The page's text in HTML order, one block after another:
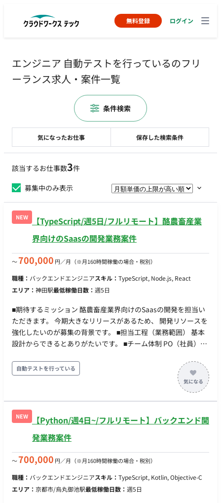
無料登録 ログイン
エンジニア 自動テストを行っているのフリ
ーランス求人・案件一覧
該当するお仕事数3件
募集中のみ表示
NEW
【TypeScript/週5日/フルリモート】酪農畜産業
界向けのSaasの開発業務案件
〜700,000 円／月 （※月160時間稼働の場合・税別）
職種： バックエンドエンジニアスキル： TypeScript, Node.js, React
エリア： 神田駅最低稼働日数： 週5日
■期待するミッション 酪農畜産業界向けのSaasの開発を担当い
ただきます。 今期大きなリリースがあるため、 開発リソースを
強化したいのが募集の背景です。 ■担当工程（業務範囲） 基本
設計からできるとありがたいです。 ■チーム体制 PO（社員）
エンジニア ■業務の流れ アジャイル開発(スクラム) スプリント
は2週間です。 デイリーMTGが平日10時に出れるのであれば、
言語: Javascript, Typescript ・ライブラリ: Next.js, express,
AWS Amplify, tRPC, prisma ・アプリケーションインフラ:
Amazon Lambda, Amazon S3, Amazon API Gateway, Amazon
RDS, Amazon Cognito, Amazon EC2 ・IaaC：AWS CDK ・その
モートにてご稼働いただけます。 ■働き方 稼働時間帯は不問で
談事項があり、ディスカッションを行う場合は日中に実施させ
ていただきます。 PC：持参（OS指定なし）
自動テストを行っている
NEW
【Python/週4日~/フルリモート】バックエンド開
発業務案件
〜700,000 円／月 （※月160時間稼働の場合・税別）
職種： バックエンドエンジニアスキル： TypeScript, Kotlin, Objective-C
エリア： 京都市/烏丸御池駅最低稼働日数： 週5日
気になったお仕事 保存した検索条件
条件検索